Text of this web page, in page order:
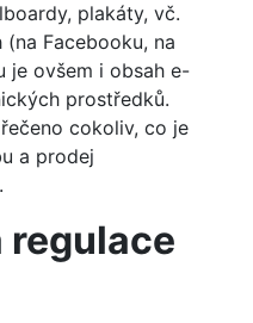
plakáty, vč.
Facebooku, na
je ovšem i obsah e-
prostředků.
cokoliv, co je
a prodej
regulace